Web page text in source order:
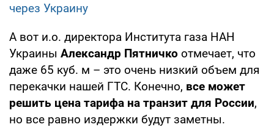
через Украину
А вот и.о. директора Института газа НАН
Украины Александр Пятничко отмечает, что
даже 65 куб. м – это очень низкий объем для
перекачки нашей ГТС. Конечно, все может
решить цена тарифа на транзит для России,
но все равно издержки будут заметны.